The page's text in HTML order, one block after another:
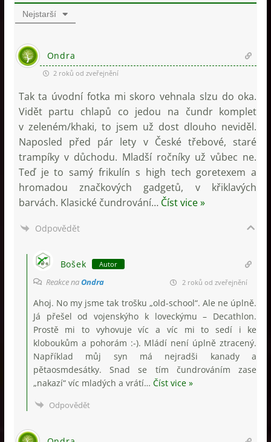
Nejstarší
Ondra
2 roků od zveřejnění
Tak ta úvodní fotka mi skoro vehnala slzu do oka.
Vidět partu chlapů co jedou na čundr komplet
v zeleném/khaki, to jsem už dost dlouho neviděl.
Naposled před pár lety v České třebové, staré
trampíky v důchodu. Mladší ročníky už vůbec ne.
Teď je to samý frikulín s high tech goretexem a
hromadou značkových gadgetů, v křiklavých
barvách. Klasické čundrování… Číst vice »
Odpovědět
Bošek Autor
Reakce naOndra 2 roků od zveřejnění
Ahoj. No my jsme tak trošku „old-school“. Ale ne úplně.
Já přešel od vojenskýho k loveckýmu – Decathlon.
Prostě mi to vyhovuje víc a víc mi to sedí i ke
kloboukům a pohorám :-). Mládí není úplně ztracený.
Například můj syn má nejradši kanady a
pětaosmdesátky. Snad se tím čundrováním zase
„nakazí“ víc mladých a vrátí… Číst vice »
Odpovědět